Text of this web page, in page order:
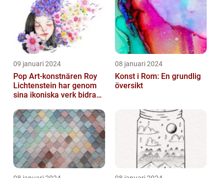
09 januari 2024
Pop Art-konstnären Roy
Lichtenstein har genom
sina ikoniska verk bidragit
08 januari 2024
Konst i Rom: En grundlig
översikt